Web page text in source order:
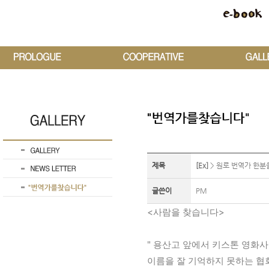
제목 [Ex] > 원로 번역가 한분
글쓴이 PM
<사람을 찾습니다>
" 용산고 앞에서 키스톤 영화
이름을 잘 기억하지 못하는 협